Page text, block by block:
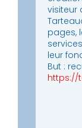
visiteur
pages,
leur
But :
https://